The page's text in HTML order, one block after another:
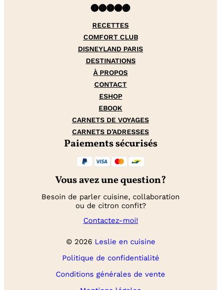
Facebook InstagramPinterest YouTube TikTok
RECETTES
COMFORT CLUB
DISNEYLAND PARIS
DESTINATIONS
À PROPOS
CONTACT
ESHOP
EBOOK
CARNETS DE VOYAGES
CARNETS D’ADRESSES
Paiements sécurisés
Vous avez une question?
Besoin de parler cuisine, collaboration
ou de citron confit?
Contactez-moi!
© 2026 Leslie en cuisine
Politique de confidentialité
Conditions générales de vente